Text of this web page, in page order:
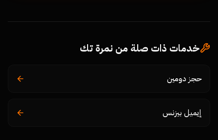
خدمات ذات صلة من نمرة تك
حجز دومين
إيميل بيزنس